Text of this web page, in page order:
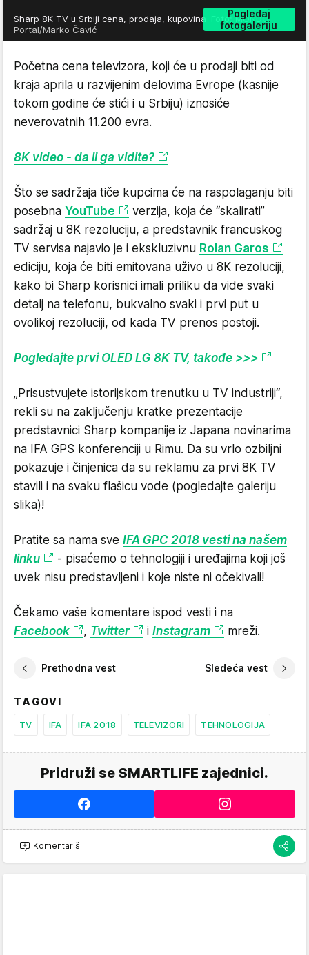
Pogledaj
fotogaleriju
Sharp 8K TV u Srbiji cena, prodaja, kupovina
Foto: MONDO
Portal/Marko Čavić
Početna cena televizora, koji će u prodaji biti od
kraja aprila u razvijenim delovima Evrope (kasnije
tokom godine će stići i u Srbiju) iznosiće
neverovatnih 11.200 evra.
8K video - da li ga vidite?
Što se sadržaja tiče kupcima će na raspolaganju biti
posebna YouTube
verzija, koja će “skalirati”
sadržaj u 8K rezoluciju, a predstavnik francuskog
TV servisa najavio je i ekskluzivnu Rolan Garos
ediciju, koja će biti emitovana uživo u 8K rezoluciji,
kako bi Sharp korisnici imali priliku da vide svaki
detalj na telefonu, bukvalno svaki i prvi put u
ovolikoj rezoluciji, od kada TV prenos postoji.
Pogledajte prvi OLED LG 8K TV, takođe >>>
„Prisustvujete istorijskom trenutku u TV industriji“,
rekli su na zaključenju kratke prezentacije
predstavnici Sharp kompanije iz Japana novinarima
na IFA GPS konferenciji u Rimu. Da su vrlo ozbiljni
pokazuje i činjenica da su reklamu za prvi 8K TV
stavili i na svaku flašicu vode (pogledajte galeriju
slika)!
Pratite sa nama sve IFA GPC 2018 vesti na našem
linku
- pisaćemo o tehnologiji i uređajima koji još
uvek nisu predstavljeni i koje niste ni očekivali!
Čekamo vaše komentare ispod vesti i na
Facebook
, Twitter i Instagram mreži.
Prethodna vest Sledeća vest
TAGOVI
TV IFA IFA 2018 TELEVIZORI TEHNOLOGIJA
Pridruži se SMARTLIFE zajednici.
Komentariši